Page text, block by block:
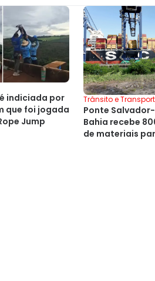
indiciada por
que foi jogada
Jump
Trânsito e
Ponte
Bahia recebe
de materiais